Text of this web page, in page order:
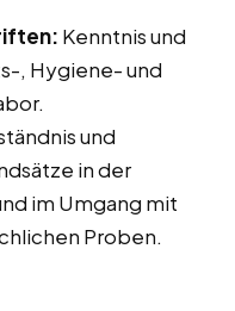
Kenntnis und
, Hygiene- und
und
in der
im Umgang mit
Proben.